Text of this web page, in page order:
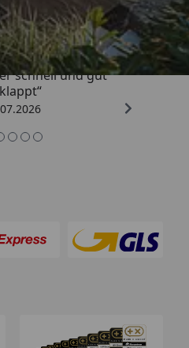
4,71/ 5
schnell und gut